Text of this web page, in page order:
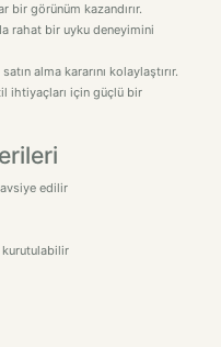
bir görünüm kazandırır.
rahat bir uyku deneyimini
alma kararını kolaylaştırır.
ihtiyaçları için güçlü bir
edilir
kurutulabilir